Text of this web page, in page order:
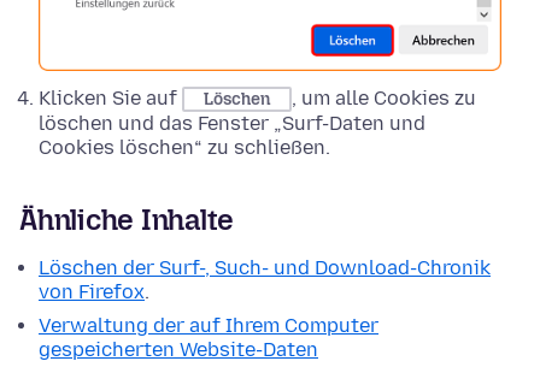
Klicken Sie auf Löschen
, um alle Cookies zu
löschen und das Fenster „Surf-Daten und
Cookies löschen“ zu schließen.
Ähnliche Inhalte
Löschen der Surf-, Such- und Download-Chronik
von Firefox.
Verwaltung der auf Ihrem Computer
gespeicherten Website-Daten